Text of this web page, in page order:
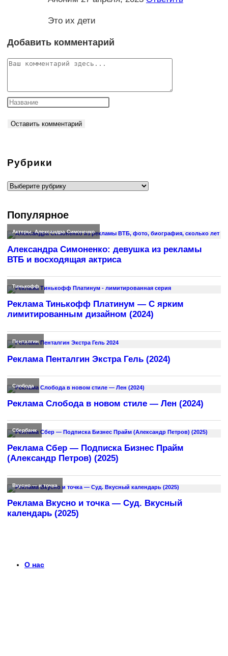
Это их дети
Добавить комментарий
Комментарий
Рубрики
Рубрики
Популярное
Актеры,Александра Симоненко
Александра Симоненко: девушка из рекламы
ВТБ и восходящая актриса
Тинькофф
Реклама Тинькофф Платинум — С ярким
лимитированным дизайном (2024)
Пенталгин
Реклама Пенталгин Экстра Гель (2024)
Слобода
Реклама Слобода в новом стиле — Лен (2024)
Сбербанк
Реклама Сбер — Подписка Бизнес Прайм
(Александр Петров) (2025)
Вкусно — и точка
Реклама Вкусно и точка — Суд. Вкусный
календарь (2025)
О нас